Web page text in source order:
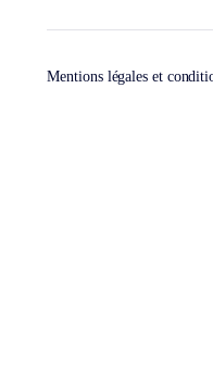
Mentions légales et